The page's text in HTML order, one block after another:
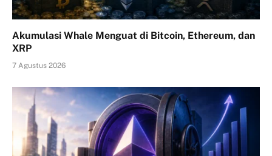
Akumulasi Whale Menguat di Bitcoin, Ethereum, dan
XRP
7 Agustus 2026